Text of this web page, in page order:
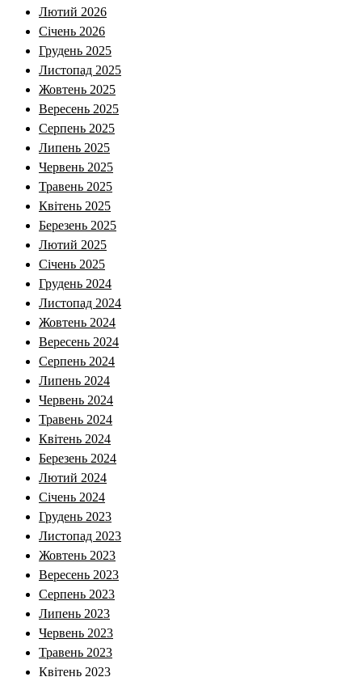
Лютий 2026
Січень 2026
Грудень 2025
Листопад 2025
Жовтень 2025
Вересень 2025
Серпень 2025
Липень 2025
Червень 2025
Травень 2025
Квітень 2025
Березень 2025
Лютий 2025
Січень 2025
Грудень 2024
Листопад 2024
Жовтень 2024
Вересень 2024
Серпень 2024
Липень 2024
Червень 2024
Травень 2024
Квітень 2024
Березень 2024
Лютий 2024
Січень 2024
Грудень 2023
Листопад 2023
Жовтень 2023
Вересень 2023
Серпень 2023
Липень 2023
Червень 2023
Травень 2023
Квітень 2023